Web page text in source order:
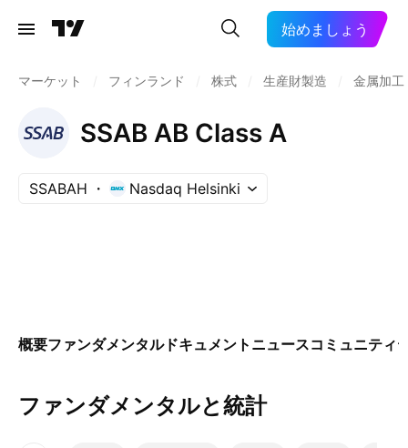
始めましょう
マーケット フィンランド 株式 生産財製造 金属加工
SSAB AB Class A
SSABAH Nasdaq Helsinki
概要ファンダメンタルドキュメント ニュースコミュニティ
ファンダメンタルと統計